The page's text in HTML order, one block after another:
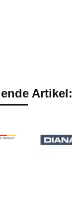
Artikel: